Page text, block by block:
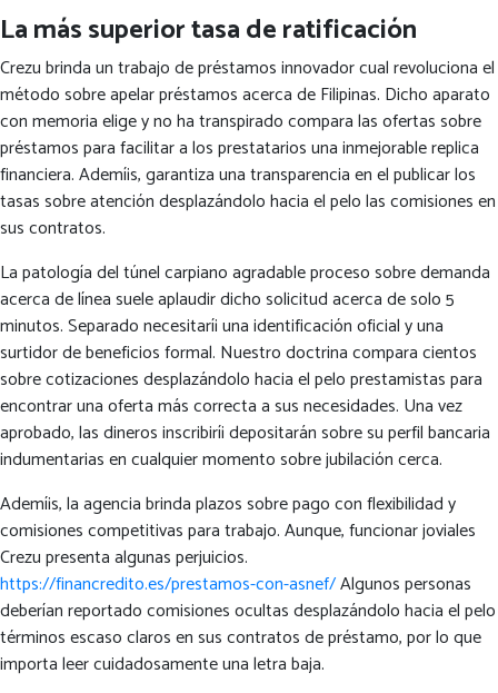
La más superior tasa de ratificación
Crezu brinda un trabajo de préstamos innovador cual revoluciona el
método sobre apelar préstamos acerca de Filipinas. Dicho aparato
con memoria elige y no ha transpirado compara las ofertas sobre
préstamos para facilitar a los prestatarios una inmejorable replica
financiera. Ademí¡s, garantiza una transparencia en el publicar los
tasas sobre atención desplazándolo hacia el pelo las comisiones en
sus contratos.
La patologí­a del túnel carpiano agradable proceso sobre demanda
acerca de línea suele aplaudir dicho solicitud acerca de solo 5
minutos. Separado necesitarí¡ una identificación oficial y una
surtidor de beneficios formal. Nuestro doctrina compara cientos
sobre cotizaciones desplazándolo hacia el pelo prestamistas para
encontrar una oferta más correcta a sus necesidades. Una vez
aprobado, las dineros inscribirí¡ depositarán sobre su perfil bancaria
indumentarias en cualquier momento sobre jubilación cerca.
Ademí¡s, la agencia brinda plazos sobre pago con flexibilidad y
comisiones competitivas para trabajo. Aunque, funcionar joviales
Crezu presenta algunas perjuicios.
https://financredito.es/prestamos-con-asnef/Algunos personas
deberían reportado comisiones ocultas desplazándolo hacia el pelo
términos escaso claros en sus contratos de préstamo, por lo que
importa leer cuidadosamente una letra baja.